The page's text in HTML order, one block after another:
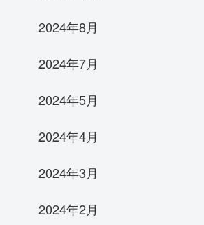
2024年8月
2024年7月
2024年5月
2024年4月
2024年3月
2024年2月